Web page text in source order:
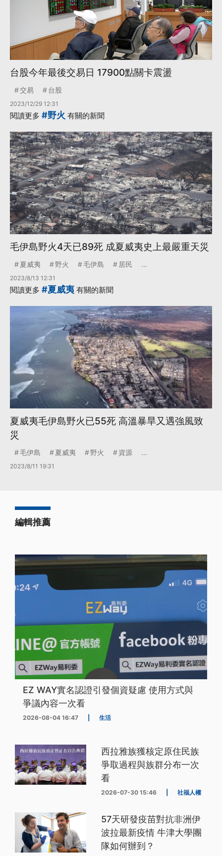
未來帳戶·更多...
台股今年最後交易日 17900點關卡震盪
交易 台股
2023/12/29 12:31
閱讀更多 #野火 有關的新聞
毛伊島野火4天已89死 成夏威夷史上最嚴重天災
夏威夷 野火 毛伊島 居民 ...
2023/8/13 12:31
閱讀更多 #夏威夷 有關的新聞
夏威夷毛伊島野火已55死 高溫暴旱又遇強風致
災
毛伊島 夏威夷 野火 資源 ...
2023/8/11 19:31
編輯推薦
EZ WAY實名認證引發個資疑慮 使用方式與
爭議內容一次看
2026-08-04 16:47 生活
西拉雅族獲核定原住民族
爭取過程與族群分布一次
看
2026-07-30 15:46 社福人權
57天研發疫苗對抗非洲伊
波拉最新疫情 牛津大學團
隊如何辦到？